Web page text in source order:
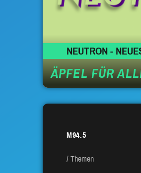
NEUTRON -
ÄPFEL FÜR
M94.5
Themen